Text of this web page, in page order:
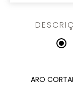
ARO